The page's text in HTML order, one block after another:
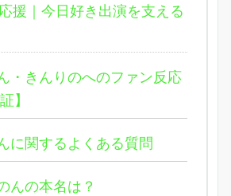
援｜今日好き出演を支える
・きんりのへのファン反応
】
に関するよくある質問
んの本名は？